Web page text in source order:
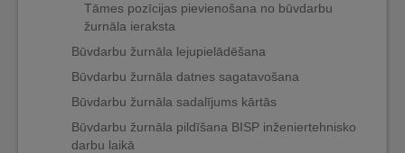
Tāmes pozīcijas pievienošana no būvdarbu
žurnāla ieraksta
Būvdarbu žurnāla lejupielādēšana
Būvdarbu žurnāla datnes sagatavošana
Būvdarbu žurnāla sadalījums kārtās
Būvdarbu žurnāla pildīšana BISP inženiertehnisko
darbu laikā